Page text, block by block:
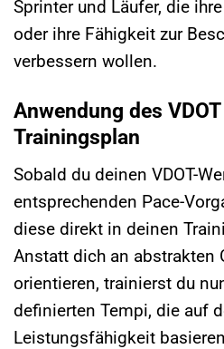
Sprinter und Läufer, die
oder ihre Fähigkeit zur
verbessern wollen.
Anwendung des
Trainingsplan
Sobald du deinen VDOT-
entsprechenden Pace-
diese direkt in deinen
Anstatt dich an abstrakten
orientieren, trainierst du
definierten Tempi, die auf
Leistungsfähigkeit